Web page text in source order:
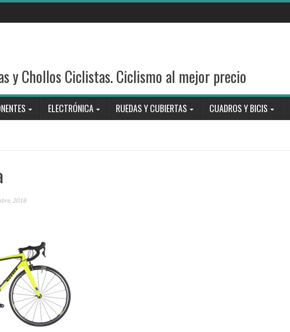
y Chollos Ciclistas. Ciclismo al mejor precio
ELECTRÓNICA RUEDAS Y CUBIERTAS CUADROS Y BICIS
2018